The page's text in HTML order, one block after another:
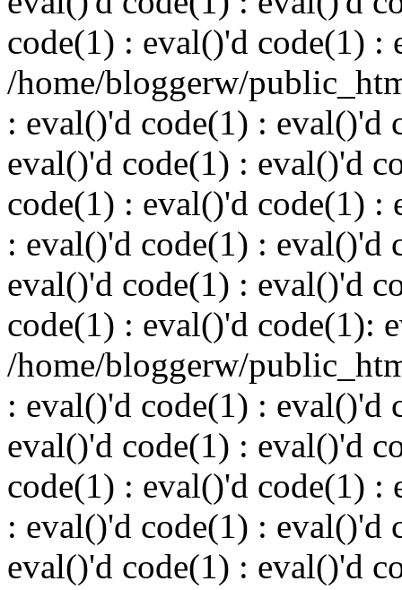
code(1) : eval()'d code(1) :
/home/bloggerw/
: eval()'d code(1) : eval()'d
eval()'d code(1) : eval()'d
code(1) : eval()'d code(1) :
: eval()'d code(1) : eval()'d
eval()'d code(1) : eval()'d
code(1) : eval()'d code(1):
/home/bloggerw/
: eval()'d code(1) : eval()'d
eval()'d code(1) : eval()'d
code(1) : eval()'d code(1) :
: eval()'d code(1) : eval()'d
eval()'d code(1) : eval()'d